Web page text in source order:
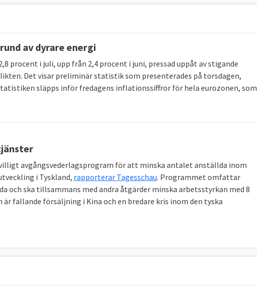
av dyrare energi
procent i juli, upp från 2,4 procent i juni, pressad uppåt av stigande
Det visar preliminär statistik som presenterades på torsdagen,
släpps inför fredagens inflationssiffror för hela eurozonen, som
avgångsvederlagsprogram för att minska antalet anställda inom
i Tyskland, rapporterar Tagesschau. Programmet omfattar
och ska tillsammans med andra åtgärder minska arbetsstyrkan med 8
fallande försäljning i Kina och en bredare kris inom den tyska